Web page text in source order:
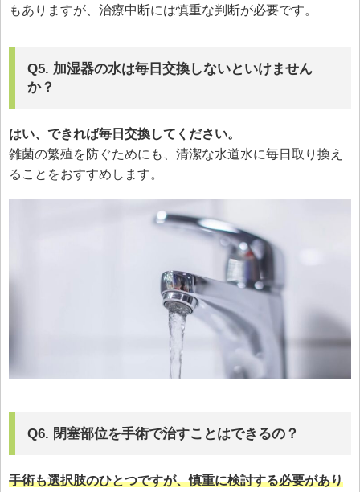
もありますが、治療中断には慎重な判断が必要です。
Q5. 加湿器の水は毎日交換しないといけません
か？
はい、できれば毎日交換してください。
雑菌の繁殖を防ぐためにも、清潔な水道水に毎日取り換え
ることをおすすめします。
Q6. 閉塞部位を手術で治すことはできるの？
手術も選択肢のひとつですが、慎重に検討する必要があり